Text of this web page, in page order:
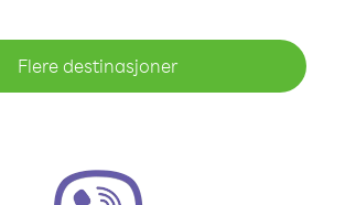
Flere destinasjoner